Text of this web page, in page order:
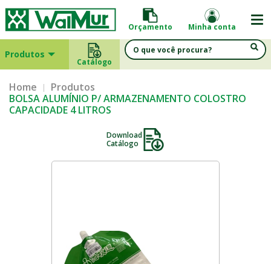
Orçamento Minha conta
Produtos
Catálogo
Home
Produtos
BOLSA ALUMÍNIO P/ ARMAZENAMENTO COLOSTRO
CAPACIDADE 4 LITROS
Download
Catálogo